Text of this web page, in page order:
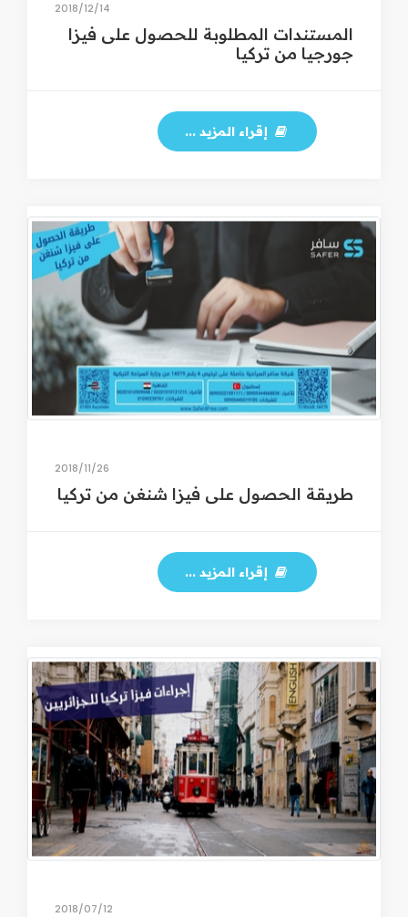
14‏/12‏/2018
المستندات المطلوبة للحصول على فيزا
جورجيا من تركيا
إقراء المزيد ...
26‏/11‏/2018
طريقة الحصول على فيزا شنغن من تركيا
إقراء المزيد ...
12‏/07‏/2018